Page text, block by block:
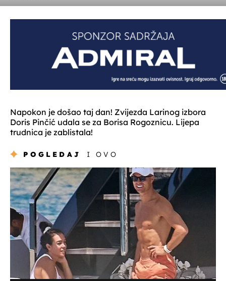
Napokon je došao taj dan! Zvijezda Larinog izbora
Doris Pinčić udala se za Borisa Rogoznicu. Lijepa
trudnica je zablistala!
POGLEDAJ I OVO